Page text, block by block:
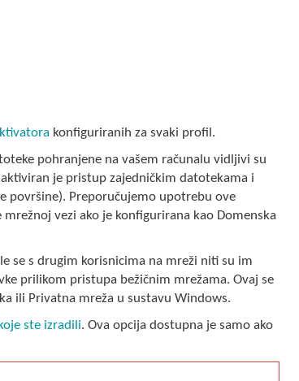
konfiguriranih za svaki profil.
pohranjene na vašem računalu vidljivi su
je pristup zajedničkim datotekama i
površine). Preporučujemo upotrebu ove
vezi ako je konfigurirana kao Domenska
se s drugim korisnicima na mreži niti su im
prilikom pristupa bežičnim mrežama. Ovaj se
ili Privatna mreža u sustavu Windows.
ste izradili. Ova opcija dostupna je samo ako